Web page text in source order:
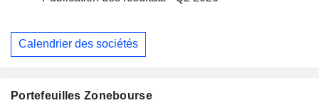
Calendrier des sociétés
Portefeuilles Zonebourse